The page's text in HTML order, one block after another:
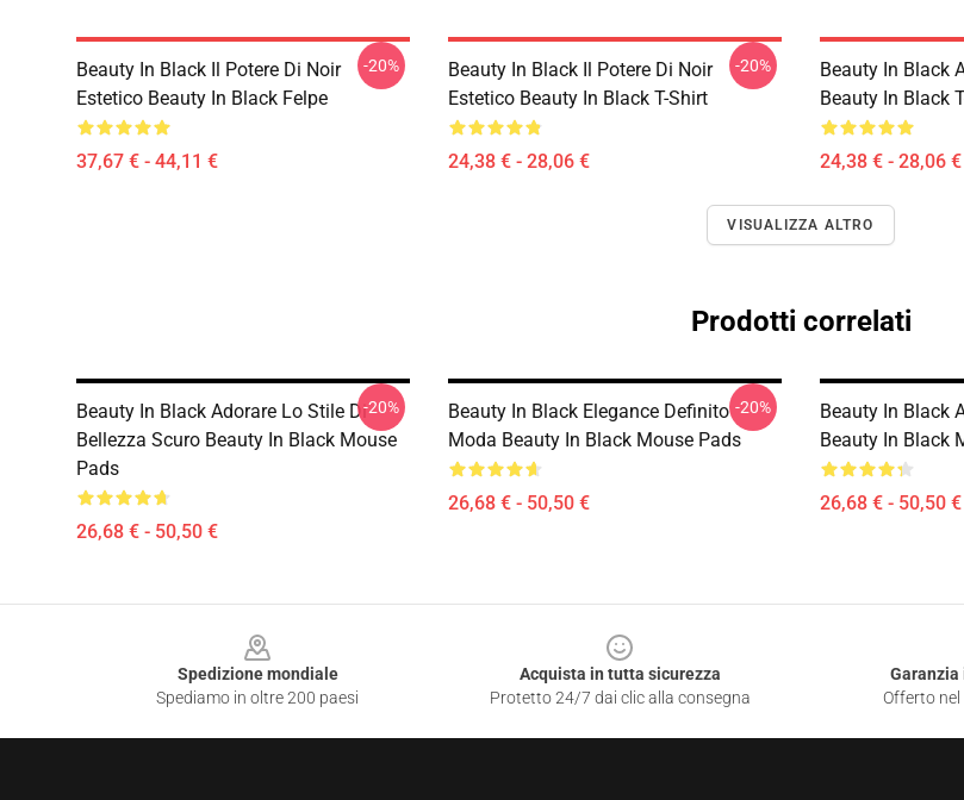
Beauty In Black Il Potere Di Noir
Estetico Beauty In Black Felpe
37,67 € - 44,11 €
-20%
Beauty In Black Il Potere Di Noir
Estetico Beauty In Black T-Shirt
24,38 € - 28,06 €
-20%
Beauty In Black
Beauty In Black
24,38 € - 28,06 €
VISUALIZZA ALTRO
Prodotti correlati
Beauty In Black Adorare Lo Stile Di
Bellezza Scuro Beauty In Black Mouse
Pads
26,68 € - 50,50 €
-20%
Beauty In Black Elegance Definito
Moda Beauty In Black Mouse Pads
26,68 € - 50,50 €
-20%
Beauty In Black
Beauty In Black
26,68 € - 50,50 €
Spedizione mondiale
Spediamo in oltre 200 paesi
Acquista in tutta sicurezza
Protetto 24/7 dai clic alla consegna
Offerto